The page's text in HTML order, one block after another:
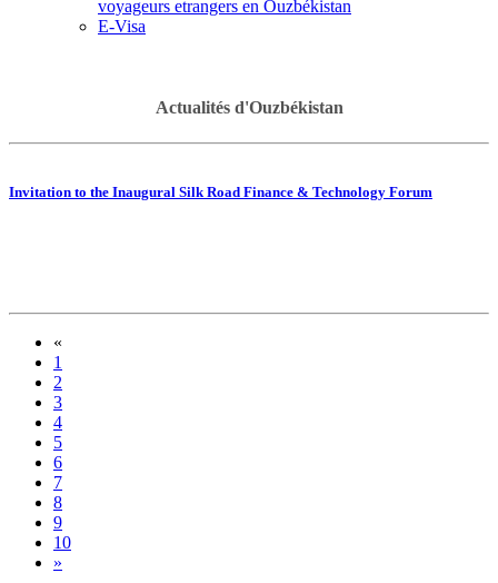
voyageurs etrangers en Ouzbékistan
E-Visa
Actualités d'Ouzbékistan
Invitation to the Inaugural Silk Road Finance & Technology Forum
«
1
2
3
4
5
6
7
8
9
10
»